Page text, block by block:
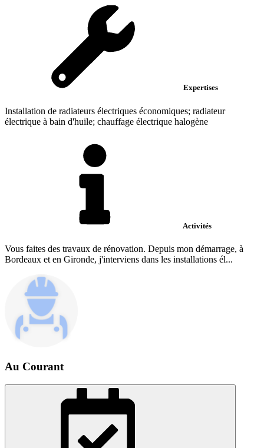
Expertises
Installation de radiateurs électriques économiques; radiateur
électrique à bain d'huile; chauffage électrique halogène
Activités
Vous faites des travaux de rénovation. Depuis mon démarrage, à
Bordeaux et en Gironde, j'interviens dans les installations él...
Au Courant